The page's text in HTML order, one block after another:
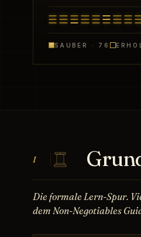
SAUBER · 76
I
Die formale Lern-Spur.
dem Non-Negotiables